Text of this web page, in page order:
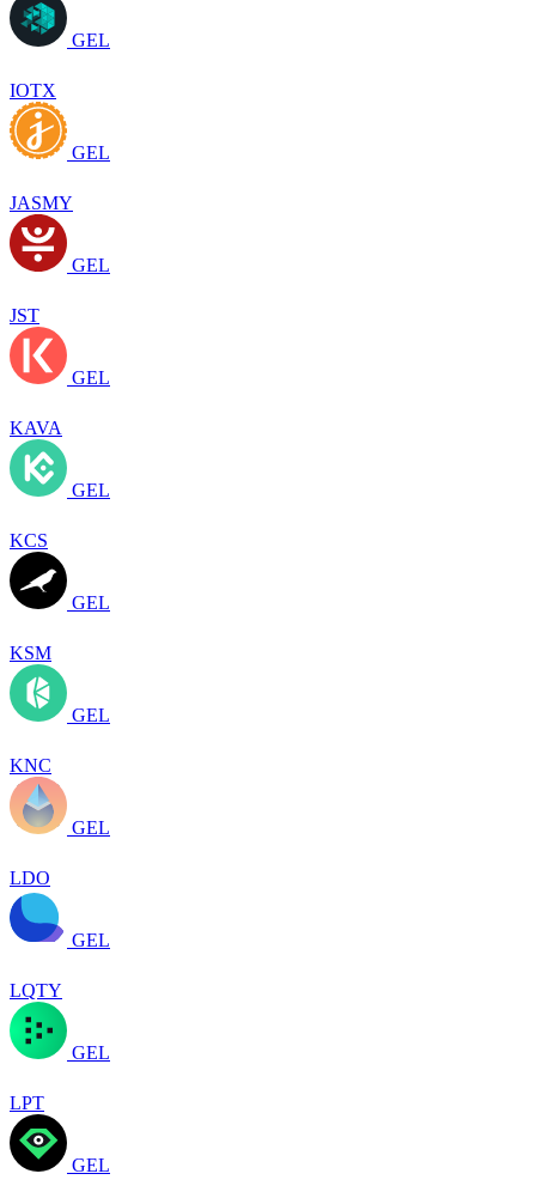
GEL
IOTX
GEL
JASMY
GEL
JST
GEL
KAVA
GEL
KCS
GEL
KSM
GEL
KNC
GEL
LDO
GEL
LQTY
GEL
LPT
GEL